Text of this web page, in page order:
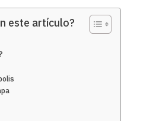
este artículo?